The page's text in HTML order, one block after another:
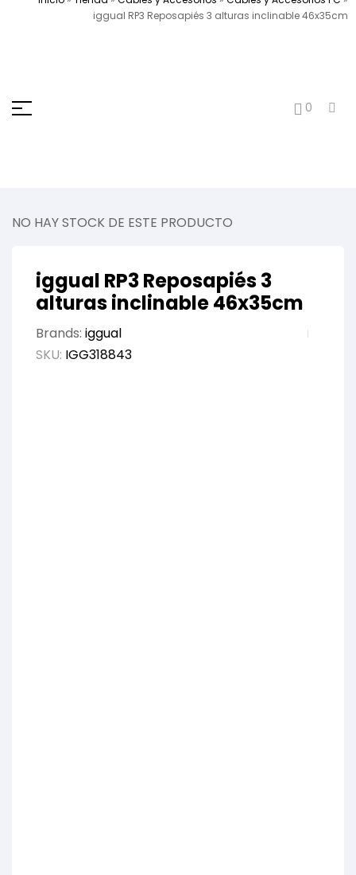
iggual RP3 Reposapiés 3 alturas inclinable 46x35cm
0
NO HAY STOCK DE ESTE PRODUCTO
iggual RP3 Reposapiés 3
alturas inclinable 46x35cm
Brands: iggual
SKU: IGG318843